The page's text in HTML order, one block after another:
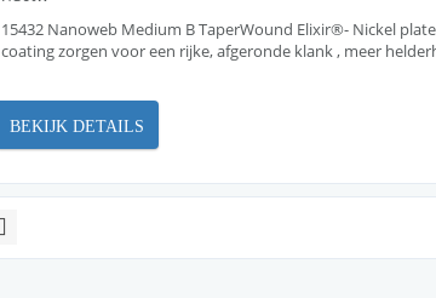
15432 Nanoweb Medium B TaperWound Elixir®- Nickel
coating zorgen voor een rijke, afgeronde klank , meer
BEKIJK DETAILS